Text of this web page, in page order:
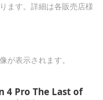
ます。詳細は各販売店様
が表示されます。
4 Pro The Last of